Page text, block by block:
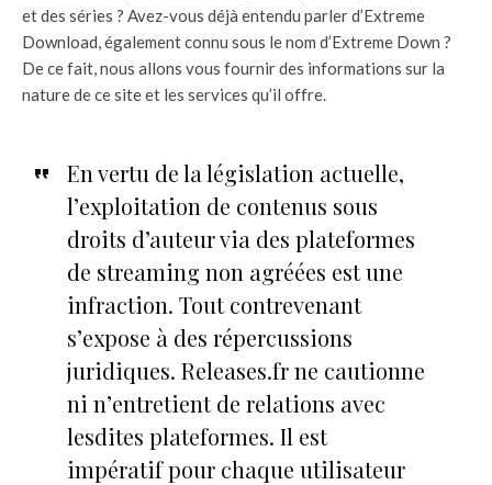
et des séries ? Avez-vous déjà entendu parler d’Extreme
Download, également connu sous le nom d’Extreme Down ?
De ce fait, nous allons vous fournir des informations sur la
nature de ce site et les services qu’il offre.
En vertu de la législation actuelle,
l’exploitation de contenus sous
droits d’auteur via des plateformes
de streaming non agréées est une
infraction. Tout contrevenant
s’expose à des répercussions
juridiques. Releases.fr ne cautionne
ni n’entretient de relations avec
lesdites plateformes. Il est
impératif pour chaque utilisateur